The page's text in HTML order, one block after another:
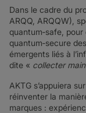
Dans le cadre du
ARQQ, ARQQW),
quantum‑safe,
quantum‑secure
émergents liés à
dite « collecter
AKTG s’appuiera
réinventer la
marques :